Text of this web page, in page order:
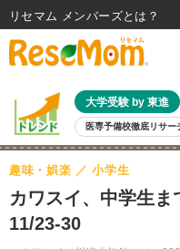
大学受験 by 東進
医専予備校徹底リサー
親子で考える大学選び 高校受験
共通テスト 夏休み
8月開催イベント・WS 全国公立
自由研究教材（小学生向け）
カワスイ、中学生ま
11/23-30
趣味・娯楽 小学生
リセマム メンバーズ